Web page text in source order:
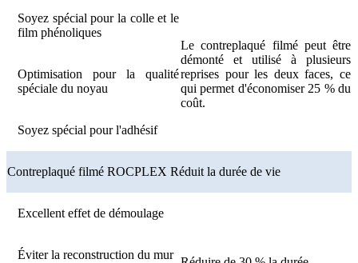
Soyez spécial pour la colle et le
film phénoliques
Le contreplaqué filmé peut être
démonté et utilisé à plusieurs
reprises pour les deux faces, ce
qui permet d'économiser 25 % du
coût.
Optimisation pour la qualité
spéciale du noyau
Soyez spécial pour l'adhésif
Contreplaqué filmé ROCPLEX Réduit la durée de vie
Excellent effet de démoulage
Éviter la reconstruction du mur